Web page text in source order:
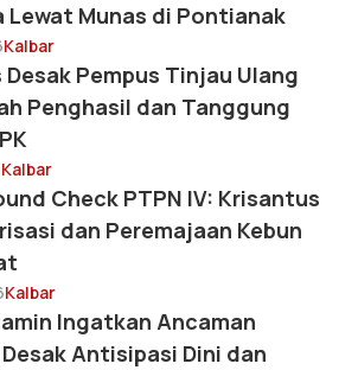
Lewat Munas di Pontianak
Kalbar
Pempus Tinjau Ulang
Penghasil dan Tanggung
Kalbar
Check PTPN IV: Krisantus
dan Peremajaan Kebun
Kalbar
Ingatkan Ancaman
Antisipasi Dini dan